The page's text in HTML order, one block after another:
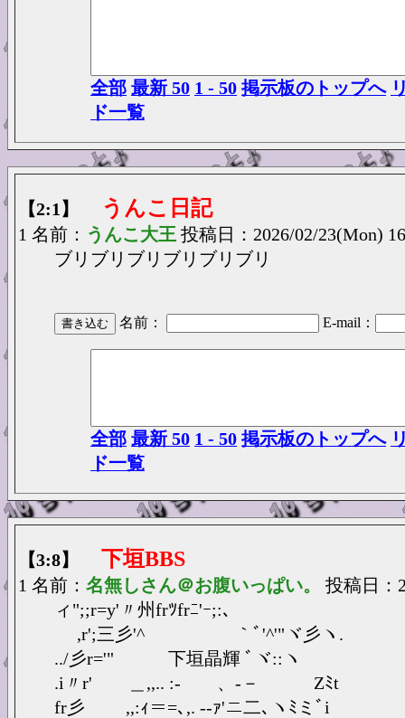
全部 最新 50 1 - 50 掲示板のトップへ
ド一覧
【2:1】 うんこ日記
1 名前： うんこ大王 投稿日：2026/02/23(Mon)
ブリブリブリブリブリブリ
名前： E-mail：
全部 最新 50 1 - 50 掲示板のトップへ
ド一覧
【3:8】 下垣BBS
1 名前： 名無しさん＠お腹いっぱい。 投稿日：
ィ";;r=y'〃州frﾂfrﾆ'ｰ;:､
,r';三彡'^ ｀ﾞ'^'"ヾ彡ヽ.
../彡r='" 下垣晶輝 ﾞヾ::ヽ
.i〃r' ＿,,.. :- 、-－ Zﾐt
fr彡 ,,:ｨ＝=､,. -‐ｧ'ニ二､ヽﾐミﾞi